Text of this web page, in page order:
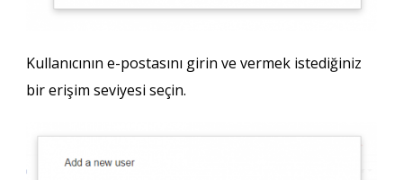
Kullanıcının e-postasını girin ve vermek istediğiniz
bir erişim seviyesi seçin.